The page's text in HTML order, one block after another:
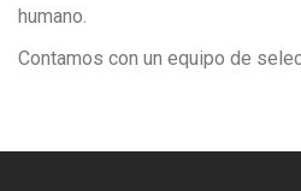
humano.
Contamos con un equipo de